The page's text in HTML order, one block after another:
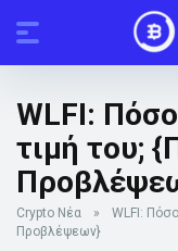
WLFI:
τιμή του;
Crypto Νέα »
WLFI:
Προβλέψεων}